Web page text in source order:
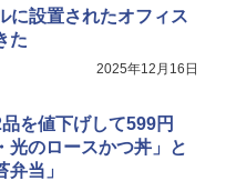
に設置されたオフィス
た
2025年12月16日
を値下げして599円
光のロースかつ丼」と
弁当」